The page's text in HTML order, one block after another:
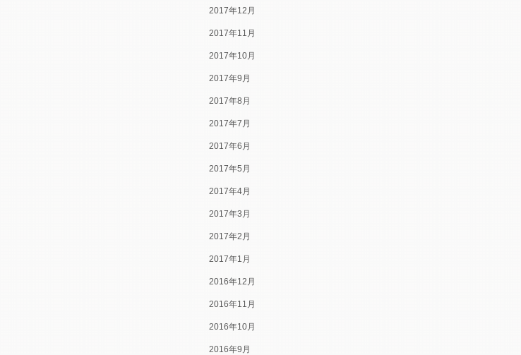
2017年12月
2017年11月
2017年10月
2017年9月
2017年8月
2017年7月
2017年6月
2017年5月
2017年4月
2017年3月
2017年2月
2017年1月
2016年12月
2016年11月
2016年10月
2016年9月